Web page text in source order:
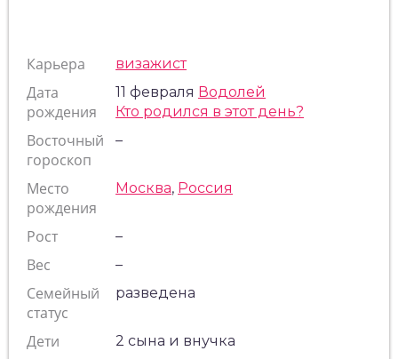
Карьера визажист
Дата
рождения
11 февраля Водолей
Кто родился в этот день?
Восточный
гороскоп
–
Место
рождения
Москва, Россия
Рост –
Вес –
Семейный
статус
разведена
Дети 2 сына и внучка